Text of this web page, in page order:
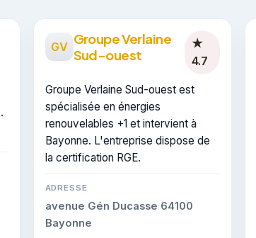
GV Groupe Verlaine
Sud-ouest
★
4.7
Groupe Verlaine Sud-ouest est
spécialisée en énergies
renouvelables +1 et intervient à
Bayonne. L'entreprise dispose de
la certification RGE.
ADRESSE
avenue Gén Ducasse 64100
Bayonne